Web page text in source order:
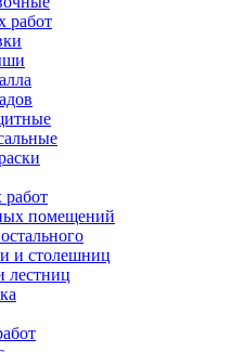
работ
работ
помещений
и столешниц
лестниц